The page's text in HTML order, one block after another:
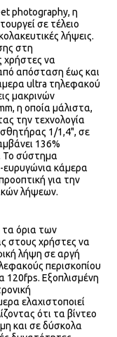
photography, η
σε τέλειο
λήψεις.
στη
να
απόσταση έως και
ultra τηλεφακού
μακρινών
η οποία μάλιστα,
την τεχνολογία
1/1,4", σε
136%
Το σύστημα
ευρυγώνια κάμερα
για την
λήψεων.
τα όρια των
στους χρήστες να
λήψη σε αργή
περισκοπίου
120fps. Εξοπλισμένη
ελαχιστοποιεί
ότι τα βίντεο
και σε δύσκολα